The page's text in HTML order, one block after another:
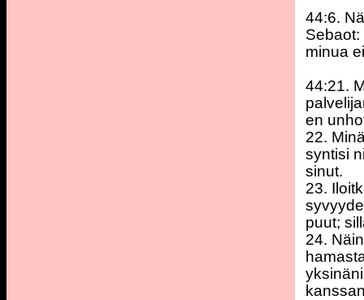
44:6.
minua
44:21.
en
22.
syntisi
sinut.
23.
puut;
24.